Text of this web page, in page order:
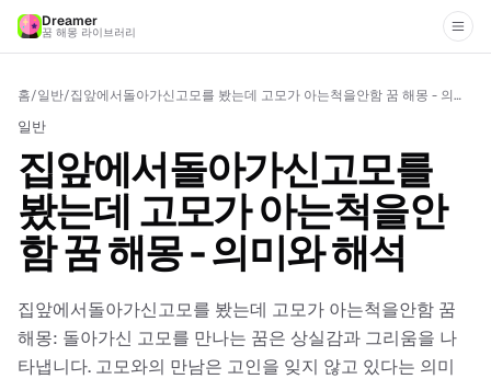
Dreamer
꿈 해몽 라이브러리
홈/일반/ 집앞에서돌아가신고모를 봤는데 고모가 아는척을안함 꿈 해몽 - 의미와 해석
일반
집앞에서돌아가신고모를
봤는데 고모가 아는척을안
함 꿈 해몽 - 의미와 해석
집앞에서돌아가신고모를 봤는데 고모가 아는척을안함 꿈
해몽: 돌아가신 고모를 만나는 꿈은 상실감과 그리움을 나
타냅니다. 고모와의 만남은 고인을 잊지 않고 있다는 의미